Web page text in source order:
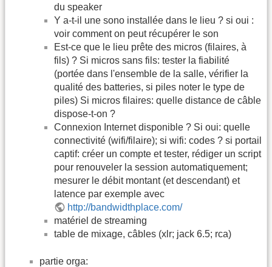
du speaker
Y a-t-il une sono installée dans le lieu ? si oui :
voir comment on peut récupérer le son
Est-ce que le lieu prête des micros (filaires, à
fils) ? Si micros sans fils: tester la fiabilité
(portée dans l'ensemble de la salle, vérifier la
qualité des batteries, si piles noter le type de
piles) Si micros filaires: quelle distance de câble
dispose-t-on ?
Connexion Internet disponible ? Si oui: quelle
connectivité (wifi/filaire); si wifi: codes ? si portail
captif: créer un compte et tester, rédiger un script
pour renouveler la session automatiquement;
mesurer le débit montant (et descendant) et
latence par exemple avec
http://bandwidthplace.com/
matériel de streaming
table de mixage, câbles (xlr; jack 6.5; rca)
partie orga: